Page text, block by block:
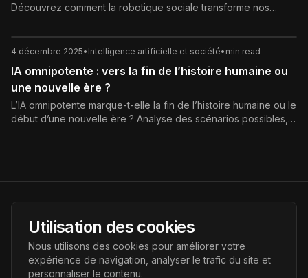
Découvrez comment la robotique sociale transforme nos
cette nouvelle forme d’attachement.
4 décembre 2025• Intelligence artificielle et société• min read
IA omnipotente : vers la fin de l’histoire humaine ou
une nouvelle ère ?
L’IA omnipotente marque-t-elle la fin de l’histoire humaine ou le
début d’une nouvelle ère ? Analyse des scénarios possibles,
AI Futur
Portail de l'avenir de l'intelligence artificielle, vous aidant à
découvrir les dernières technologies IA.
Utilisation des cookies
Nous utilisons des cookies pour améliorer votre
expérience de navigation, analyser le trafic du site et
personnaliser le contenu.